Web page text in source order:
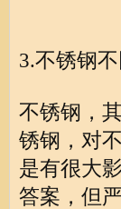
3.不锈钢
不锈钢，
锈钢，对
是有很大
答案，但